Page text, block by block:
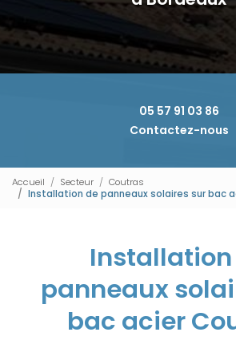
05 57 91 03 86
Contactez-nous
Accueil Secteur
Coutras
Installation de panneaux solaires sur bac
panneaux
bac acier